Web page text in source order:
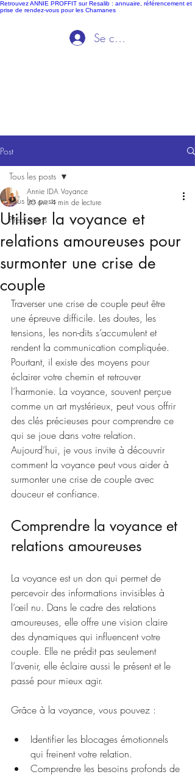
Retrouvez ANNIE PROFFIT sur Resalib : annuaire, référencement et
prise de rendez-vous pour les Chamanes
Ida Voyance Se connecter
Post
Tous les posts
Prédictions
Tous les posts
Utiliser la voyance et
relations amoureuses pour
surmonter une crise de
couple
Annie IDA Voyance
20 avr. 4 min de lecture
Traverser une crise de couple peut être
une épreuve difficile. Les doutes, les
tensions, les non-dits s’accumulent et
rendent la communication compliquée.
Pourtant, il existe des moyens pour
éclairer votre chemin et retrouver
l’harmonie. La voyance, souvent perçue
comme un art mystérieux, peut vous offrir
des clés précieuses pour comprendre ce
qui se joue dans votre relation.
Aujourd’hui, je vous invite à découvrir
comment la voyance peut vous aider à
surmonter une crise de couple avec
douceur et confiance.
Comprendre la voyance et
relations amoureuses
La voyance est un don qui permet de
percevoir des informations invisibles à
l’œil nu. Dans le cadre des relations
amoureuses, elle offre une vision claire
des dynamiques qui influencent votre
couple. Elle ne prédit pas seulement
l’avenir, elle éclaire aussi le présent et le
passé pour mieux agir.
Grâce à la voyance, vous pouvez :
Identifier les blocages émotionnels
qui freinent votre relation.
Comprendre les besoins profonds de